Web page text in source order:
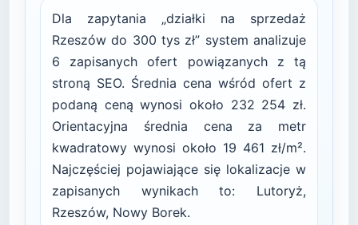
Dla zapytania „działki na sprzedaż
Rzeszów do 300 tys zł” system analizuje
6 zapisanych ofert powiązanych z tą
stroną SEO. Średnia cena wśród ofert z
podaną ceną wynosi około 232 254 zł.
Orientacyjna średnia cena za metr
kwadratowy wynosi około 19 461 zł/m².
Najczęściej pojawiające się lokalizacje w
zapisanych wynikach to: Lutoryż,
Rzeszów, Nowy Borek.